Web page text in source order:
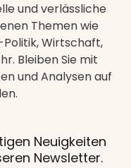
und verlässliche
Themen wie
Wirtschaft,
Bleiben Sie mit
und Analysen auf
Neuigkeiten
Newsletter.